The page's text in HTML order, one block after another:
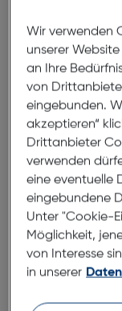
In
*ausgenommen
Wir verwenden
unserer
an Ihre
von
eingebunden.
akzeptieren“
Drittanbieter
verwenden
eine eventuelle
eingebundene
Unter "Cookie-
Möglichkeit,
von Interesse
in unserer